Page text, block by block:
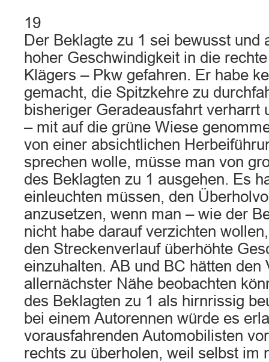
19
Der Beklagte zu 1 sei bewusst und
hoher Geschwindigkeit in die
Klägers – Pkw gefahren. Er habe
gemacht, die Spitzkehre zu
bisheriger Geradeausfahrt verharrt
– mit auf die grüne Wiese
von einer absichtlichen
sprechen wolle, müsse man von
des Beklagten zu 1 ausgehen. Es
einleuchten müssen, den
anzusetzen, wenn man – wie der
nicht habe darauf verzichten
den Streckenverlauf überhöhte
einzuhalten. AB und BC hätten den
allernächster Nähe beobachten
des Beklagten zu 1 als hirnrissig
bei einem Autorennen würde es
vorausfahrenden Automobilisten
rechts zu überholen, weil selbst im